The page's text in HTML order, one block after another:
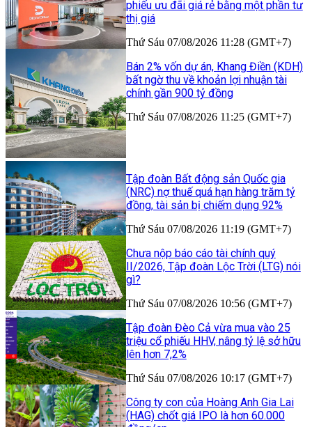
phiếu ưu đãi giá rẻ bằng một phần tư
thị giá
Thứ Sáu 07/08/2026 11:28 (GMT+7)
Bán 2% vốn dự án, Khang Điền (KDH)
bất ngờ thu về khoản lợi nhuận tài
chính gần 900 tỷ đồng
Thứ Sáu 07/08/2026 11:25 (GMT+7)
Tập đoàn Bất động sản Quốc gia
(NRC) nợ thuế quá hạn hàng trăm tỷ
đồng, tài sản bị chiếm dụng 92%
Thứ Sáu 07/08/2026 11:19 (GMT+7)
Chưa nộp báo cáo tài chính quý
II/2026, Tập đoàn Lộc Trời (LTG) nói
gì?
Thứ Sáu 07/08/2026 10:56 (GMT+7)
Tập đoàn Đèo Cả vừa mua vào 25
triệu cổ phiếu HHV, nâng tỷ lệ sở hữu
lên hơn 7,2%
Thứ Sáu 07/08/2026 10:17 (GMT+7)
Công ty con của Hoàng Anh Gia Lai
(HAG) chốt giá IPO là hơn 60.000